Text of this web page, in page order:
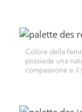
Colore della
possiede una
compassione e il